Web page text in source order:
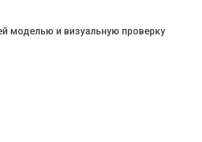
моделью и визуальную проверку